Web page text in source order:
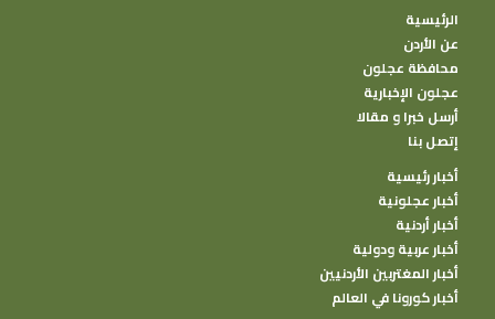
الرئيسية
عن الأردن
محافظة عجلون
عجلون الإخبارية
أرسل خبرا و مقالا
إتصل بنا
أخبار رئيسية
أخبار عجلونية
أخبار أردنية
أخبار عربية ودولية
أخبار المغتربين الأردنيين
أخبار كورونا في العالم